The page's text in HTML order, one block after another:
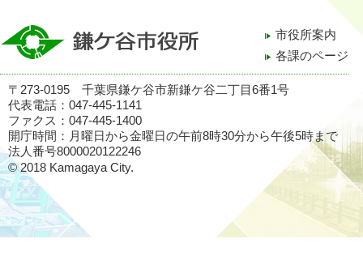
市役所案内
各課のページ
〒273-0195 千葉県鎌ケ谷市新鎌ケ谷二丁目6番1号
代表電話：047-445-1141
ファクス：047-445-1400
開庁時間：月曜日から金曜日の午前8時30分から午後5時まで
法人番号8000020122246
© 2018 Kamagaya City.